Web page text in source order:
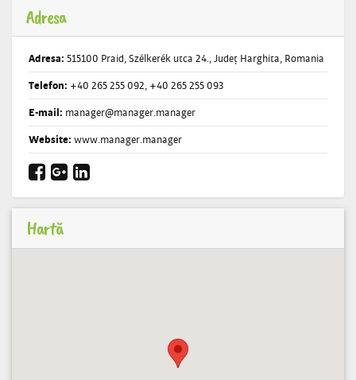
Adresa
Adresa: 515100 Praid, Szélkerék utca 24., Județ Harghita, Romania
Telefon: +40 265 255 092, +40 265 255 093
E-mail: manager@manager.manager
Website: www.manager.manager
Hartă